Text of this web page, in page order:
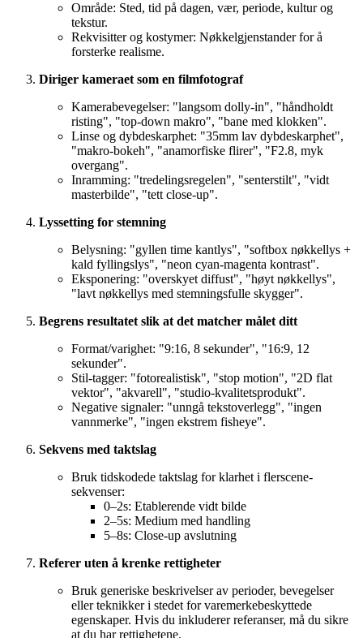
Område: Sted, tid på dagen, vær, periode, kultur og
tekstur.
Rekvisitter og kostymer: Nøkkelgjenstander for å
forsterke realisme.
Diriger kameraet som en filmfotograf
Kamerabevegelser: "langsom dolly-in", "håndholdt
risting", "top-down makro", "bane med klokken".
Linse og dybdeskarphet: "35mm lav dybdeskarphet",
"makro-bokeh", "anamorfiske flirer", "F2.8, myk
overgang".
Inramming: "tredelingsregelen", "senterstilt", "vidt
masterbilde", "tett close-up".
Lyssetting for stemning
Belysning: "gyllen time kantlys", "softbox nøkkellys +
kald fyllingslys", "neon cyan-magenta kontrast".
Eksponering: "overskyet diffust", "høyt nøkkellys",
"lavt nøkkellys med stemningsfulle skygger".
Begrens resultatet slik at det matcher målet ditt
Format/varighet: "9:16, 8 sekunder", "16:9, 12
sekunder".
Stil-tagger: "fotorealistisk", "stop motion", "2D flat
vektor", "akvarell", "studio-kvalitetsprodukt".
Negative signaler: "unngå tekstoverlegg", "ingen
vannmerke", "ingen ekstrem fisheye".
Sekvens med taktslag
Bruk tidskodede taktslag for klarhet i flerscene-
sekvenser:
0–2s: Etablerende vidt bilde
2–5s: Medium med handling
5–8s: Close-up avslutning
Referer uten å krenke rettigheter
Bruk generiske beskrivelser av perioder, bevegelser
eller teknikker i stedet for varemerkebeskyttede
egenskaper. Hvis du inkluderer referanser, må du sikre
at du har rettighetene.